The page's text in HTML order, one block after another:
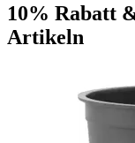
10% Rabatt
Artikeln